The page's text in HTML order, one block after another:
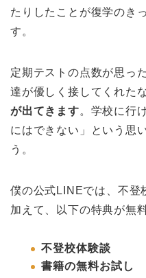
たりしたことが復学のき
す。
定期テストの点数が思っ
達が優しく接してくれたな
が出てきます。学校に行
にはできない」という思
う。
僕の公式LINEでは、不登
加えて、以下の特典が無
不登校体験談
書籍の無料お試し